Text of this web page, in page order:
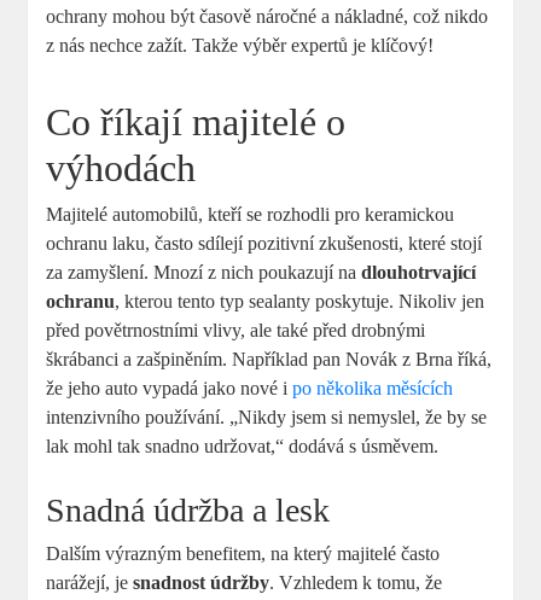
ochrany mohou být časově náročné a nákladné, což​ nikdo
z nás nechce zažít.‌ Takže ‍výběr⁤ expertů je klíčový!
Co říkají majitelé o
výhodách
Majitelé automobilů,⁣ kteří se rozhodli pro keramickou
ochranu laku, často ⁢sdílejí pozitivní‍ zkušenosti, které stojí
za zamyšlení. Mnozí z nich poukazují nadlouhotrvající
ochranu, kterou ⁣tento ⁣typ sealanty poskytuje. Nikoliv jen
před povětrnostními​ vlivy, ale také před drobnými
škrábanci ‌a zašpiněním. Například pan Novák z Brna⁢ říká,
že jeho auto ‌vypadá jako nové ‌ipo několika měsících
intenzivního používání. „Nikdy jsem si nemyslel,‍ že by ⁣se
lak mohl tak snadno udržovat,“ dodává s úsměvem.
Snadná údržba a lesk
Dalším výrazným​ benefitem, na který majitelé často
narážejí, jesnadnost údržby. Vzhledem k‍ tomu, že